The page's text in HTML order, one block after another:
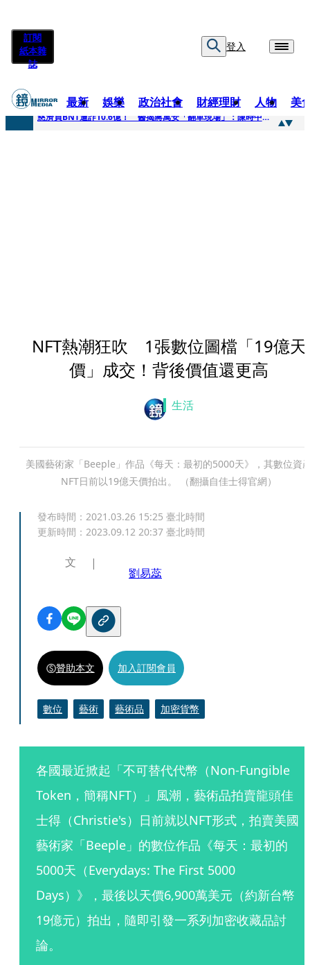
訂閱
紙本雜
誌
登入
最新 娛樂 政治社會 財經理財 人物 美
快訊
慈濟買BNT遭詐10.6億！ 醫揭蔣萬安「翻車現場」：陳時中當年是阻止被騙
NFT熱潮狂吹 1張數位圖檔「19億天
價」成交！背後價值還更高
生活
美國藝術家「Beeple」作品《每天：最初的5000天》，其數位資
NFT日前以19億天價拍出。 （翻攝自佳士得官網）
發布時間： 2021.03.26 15:25 臺北時間
更新時間： 2023.09.12 20:37 臺北時間
文
劉易蕊
贊助本文 加入訂閱會員
數位 藝術 藝術品 加密貨幣
各國最近掀起「不可替代代幣（Non-Fungible
Token，簡稱NFT）」風潮，藝術品拍賣龍頭佳
士得（Christie's）日前就以NFT形式，拍賣美國
藝術家「Beeple」的數位作品《每天：最初的
5000天（Everydays: The First 5000
Days）》，最後以天價6,900萬美元（約新台幣
19億元）拍出，隨即引發一系列加密收藏品討
論。